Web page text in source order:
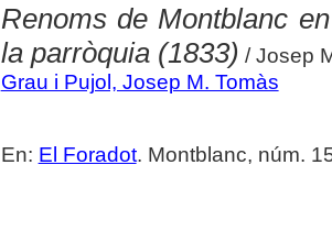
Renoms de Montblanc
la parròquia (1833) / Josep
Grau i Pujol, Josep M. Tomàs
En: El Foradot. Montblanc, núm.